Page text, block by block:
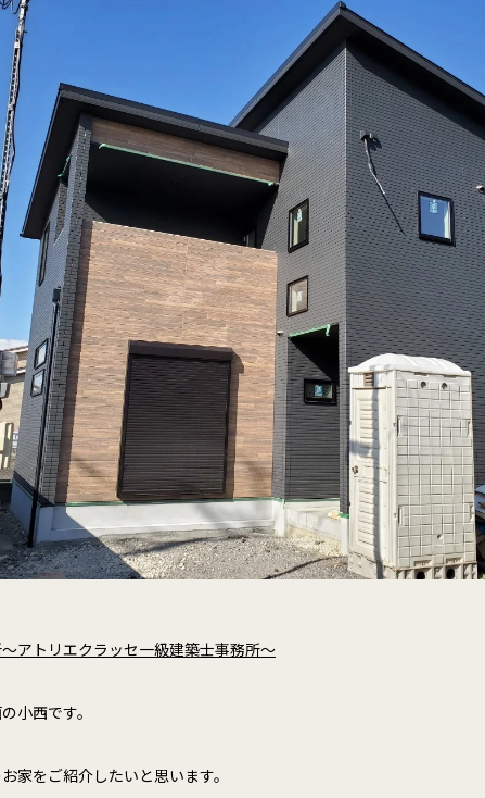
アトリエクラッセ一級建築士事務所～
小西です。
家をご紹介したいと思います。